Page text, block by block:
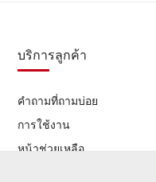
บริการลูกค้า
คำถามที่ถามบ่อย
การใช้งาน
หน้าช่วยเหลือ